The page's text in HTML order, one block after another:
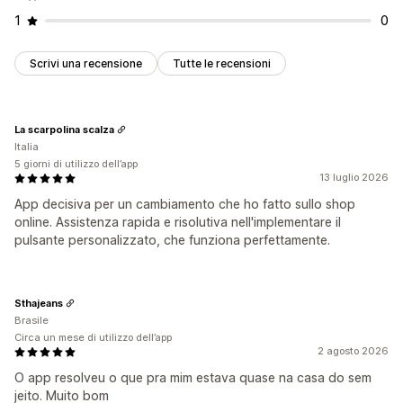
1
0
Scrivi una recensione Tutte le recensioni
13 luglio 2026
App decisiva per un cambiamento che ho fatto sullo shop
online. Assistenza rapida e risolutiva nell'implementare il
pulsante personalizzato, che funziona perfettamente.
La scarpolina scalza
Italia
5 giorni di utilizzo dell’app
2 agosto 2026
O app resolveu o que pra mim estava quase na casa do sem
jeito. Muito bom
Sthajeans
Brasile
Circa un mese di utilizzo dell’app